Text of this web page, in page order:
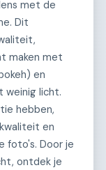
met de
Dit
maken met
en
weinig licht.
hebben,
en
foto's. Door je
ontdek je